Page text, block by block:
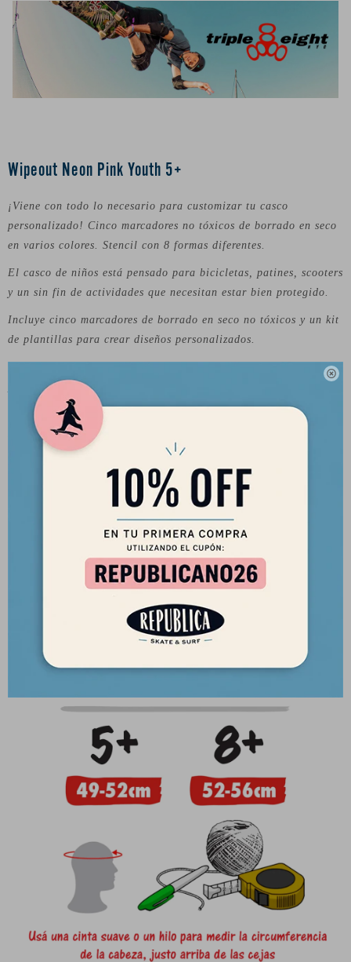

Wipeout Neon Pink Youth 5+
¡Viene con todo lo necesario para customizar tu casco
personalizado! Cinco marcadores no tóxicos de borrado en seco
en varios colores. Stencil con 8 formas diferentes.
El casco de niños está pensado para bicicletas, patines, scooters
y un sin fin de actividades que necesitan estar bien protegido.
Incluye cinco marcadores de borrado en seco no tóxicos y un kit
de plantillas para crear diseños personalizados.
pueden dibujar distintos diseños y luego borrarlo y comenzar de
nuevo, para darle una nueva apariencia.
Incluye casco, cinco marcadores no tóxicos de borrado en seco
en una variedad de colores neón y un kit de plantillas con ocho
formas diferentes.Cumple con la norma de seguridad de la CPSC
de EE. UU., para cascos de bicicleta para personas de 5 años o
Para asegurar un ajuste perfecto, mide la circunferencia de tu
cabeza comenzando en el medio de tu frente y combínala con las